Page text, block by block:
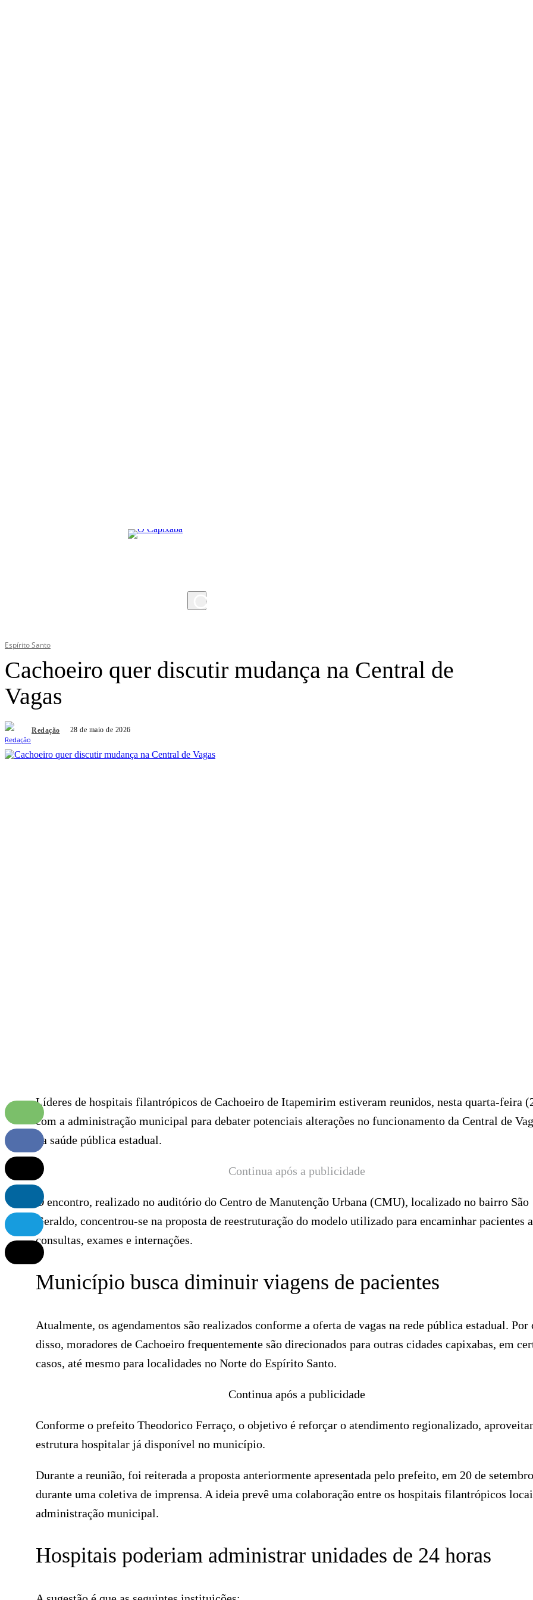
Espírito Santo
Cachoeiro quer discutir mudança na Central de
Vagas
Redação 28 de maio de 2026
Líderes de hospitais filantrópicos de Cachoeiro de Itapemirim estiveram reunidos, nesta quarta-feira
com a administração municipal para debater potenciais alterações no funcionamento da Central de
da saúde pública estadual.
Continua após a publicidade
O encontro, realizado no auditório do Centro de Manutenção Urbana (CMU), localizado no bairro São
Geraldo, concentrou-se na proposta de reestruturação do modelo utilizado para encaminhar pacientes a
consultas, exames e internações.
Município busca diminuir viagens de pacientes
Atualmente, os agendamentos são realizados conforme a oferta de vagas na rede pública estadual. Por
disso, moradores de Cachoeiro frequentemente são direcionados para outras cidades capixabas, em
casos, até mesmo para localidades no Norte do Espírito Santo.
Continua após a publicidade
Conforme o prefeito Theodorico Ferraço, o objetivo é reforçar o atendimento regionalizado,
estrutura hospitalar já disponível no município.
Durante a reunião, foi reiterada a proposta anteriormente apresentada pelo prefeito, em 20 de
durante uma coletiva de imprensa. A ideia prevê uma colaboração entre os hospitais filantrópicos
administração municipal.
Hospitais poderiam administrar unidades de 24 horas